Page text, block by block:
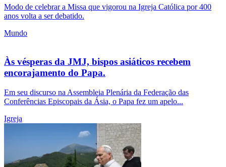
Modo de celebrar a Missa que vigorou na Igreja Católica por 400
anos volta a ser debatido.
Mundo
Às vésperas da JMJ, bispos asiáticos recebem
encorajamento do Papa.
Em seu discurso na Assembleia Plenária da Federação das
Conferências Episcopais da Ásia, o Papa fez um apelo...
Igreja